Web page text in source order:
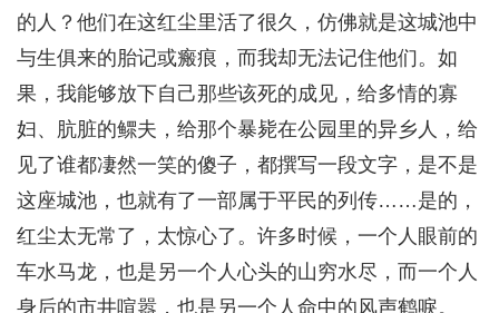
的人？他们在这红尘里活了很久，仿佛就是这城池中
与生俱来的胎记或瘢痕，而我却无法记住他们。如
果，我能够放下自己那些该死的成见，给多情的寡
妇、肮脏的鳏夫，给那个暴毙在公园里的异乡人，给
见了谁都凄然一笑的傻子，都撰写一段文字，是不是
这座城池，也就有了一部属于平民的列传……是的，
红尘太无常了，太惊心了。许多时候，一个人眼前的
车水马龙，也是另一个人心头的山穷水尽，而一个人
身后的市井喧嚣，也是另一个人命中的风声鹤唳。